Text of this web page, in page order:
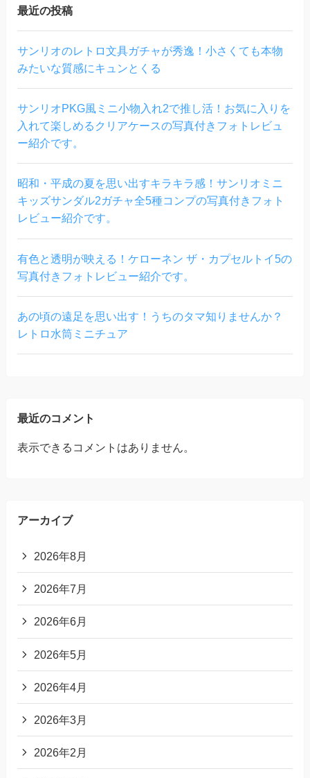
最近の投稿
サンリオのレトロ文具ガチャが秀逸！小さくても本物
みたいな質感にキュンとくる
サンリオPKG風ミニ小物入れ2で推し活！お気に入りを
入れて楽しめるクリアケースの写真付きフォトレビュ
ー紹介です。
昭和・平成の夏を思い出すキラキラ感！サンリオミニ
キッズサンダル2ガチャ全5種コンプの写真付きフォト
レビュー紹介です。
有色と透明が映える！ケローネン ザ・カプセルトイ5の
写真付きフォトレビュー紹介です。
あの頃の遠足を思い出す！うちのタマ知りませんか？
レトロ水筒ミニチュア
最近のコメント
表示できるコメントはありません。
アーカイブ
2026年8月
2026年7月
2026年6月
2026年5月
2026年4月
2026年3月
2026年2月